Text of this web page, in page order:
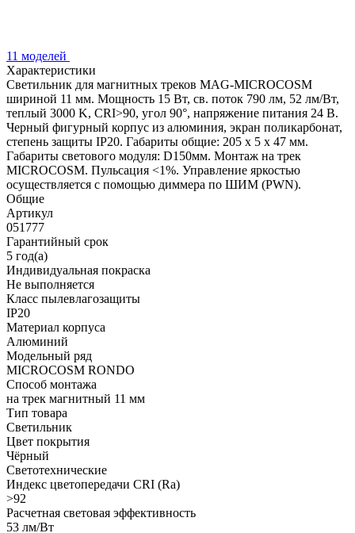
11 моделей
Характеристики
Светильник для магнитных треков MAG-MICROCOSM
шириной 11 мм. Мощность 15 Вт, св. поток 790 лм, 52 лм/Вт,
теплый 3000 K, CRI>90, угол 90°, напряжение питания 24 В.
Черный фигурный корпус из алюминия, экран поликарбонат,
степень защиты IP20. Габариты общие: 205 х 5 х 47 мм.
Габариты светового модуля: D150мм. Монтаж на трек
MICROCOSM. Пульсация <1%. Управление яркостью
осуществляется с помощью диммера по ШИМ (PWN).
Общие
Артикул
051777
Гарантийный срок
5 год(а)
Индивидуальная покраска
Не выполняется
Класс пылевлагозащиты
IP20
Материал корпуса
Алюминий
Модельный ряд
MICROCOSM RONDO
Способ монтажа
на трек магнитный 11 мм
Тип товара
Светильник
Цвет покрытия
Чёрный
Светотехнические
Индекс цветопередачи CRI (Ra)
>92
Расчетная световая эффективность
53 лм/Вт